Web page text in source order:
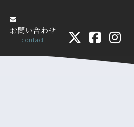
お問い合わせ
contact